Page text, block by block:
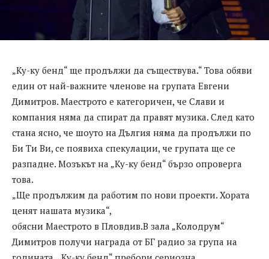
„Ку-ку бенд“ ще продължи да съществува.“ Това обяви
един от най-важните членове на групата Евгени
Димитров. Маестрото е категоричен, че Слави и
компания няма да спират да правят музика. След като
стана ясно, че шоуто на Дългия няма да продължи по
Би Ти Ви, се появиха спекулации, че групата ще се
разпадне. Мозъкът на „Ку-ку бенд“ бързо опроверга
това.
„Ще продължим да работим по нови проекти. Хората
ценят нашата музика“,
обясни Маестрото в Пловдив.В зала „Колодрум“
Димитров получи награда от БГ радио за група на